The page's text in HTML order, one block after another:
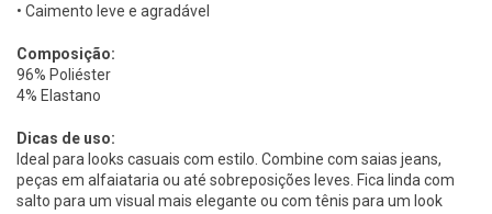
• Caimento leve e agradável
Composição:
96% Poliéster
4% Elastano
Dicas de uso:
Ideal para looks casuais com estilo. Combine com saias jeans,
peças em alfaiataria ou até sobreposições leves. Fica linda com
salto para um visual mais elegante ou com tênis para um look